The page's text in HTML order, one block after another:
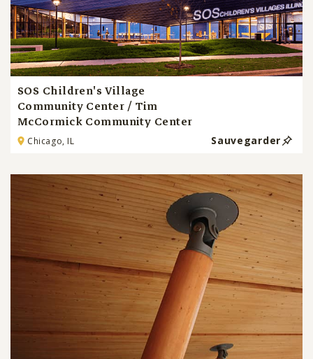
SOS Children's Village
Community Center / Tim
McCormick Community Center
Chicago, IL Sauvegarder